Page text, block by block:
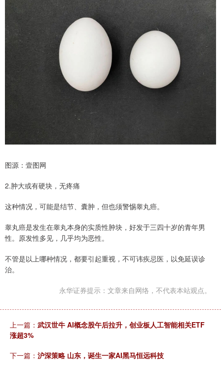
图源：壹图网
2.肿大或有硬块，无疼痛
这种情况，可能是结节、囊肿，但也须警惕睾丸癌。
睾丸癌是发生在睾丸本身的实质性肿块，好发于三四十岁的青年男
性。原发性多见，几乎均为恶性。
不管是以上哪种情况，都要引起重视，不可讳疾忌医，以免延误诊
治。
永华证券提示：文章来自网络，不代表本站观点。
上一篇： 武汉世牛 AI概念股午后拉升，创业板人工智能相关ETF
涨超3%
下一篇： 沪深策略 山东，诞生一家AI黑马恒远科技